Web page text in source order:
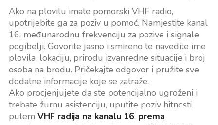
Ako na plovilu imate pomorski VHF radio,
upotrijebite ga za poziv u pomoć. Namjestite kanal
16, međunarodnu frekvenciju za pozive i signale
pogibelji. Govorite jasno i smireno te navedite ime
plovila, lokaciju, prirodu izvanredne situacije i broj
osoba na brodu. Pričekajte odgovor i pružite sve
dodatne informacije koje se zatraže.
Ako procjenjujete da ste potencijalno ugroženi i
trebate žurnu asistenciju, uputite poziv hitnosti
putem VHF radija na kanalu 16, prema